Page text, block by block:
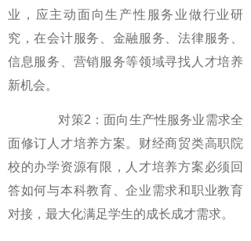
业，应主动面向生产性服务业做行业研
究，在会计服务、金融服务、法律服务、
信息服务、营销服务等领域寻找人才培养
新机会。
对策2：面向生产性服务业需求全
面修订人才培养方案。财经商贸类高职院
校的办学资源有限，人才培养方案必须回
答如何与本科教育、企业需求和职业教育
对接，最大化满足学生的成长成才需求。